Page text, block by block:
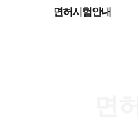
면허시험안내